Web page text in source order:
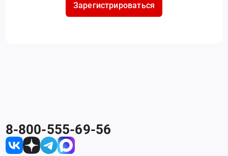
Зарегистрироваться
8-800-555-69-56